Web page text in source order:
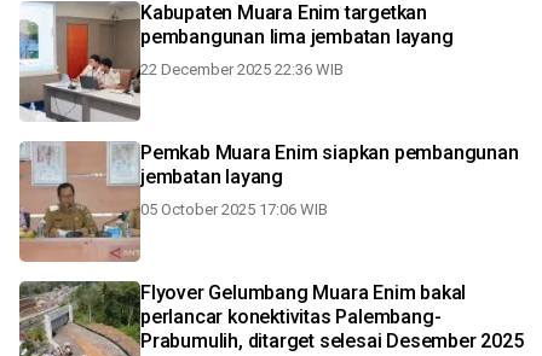
Kabupaten Muara Enim targetkan
pembangunan lima jembatan layang
22 December 2025 22:36 WIB
Pemkab Muara Enim siapkan pembangunan
jembatan layang
05 October 2025 17:06 WIB
Flyover Gelumbang Muara Enim bakal
perlancar konektivitas Palembang-
Prabumulih, ditarget selesai Desember 2025